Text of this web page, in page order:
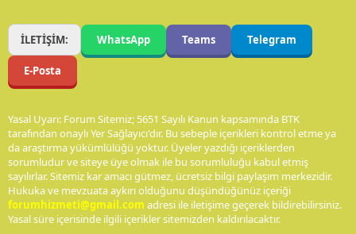
İLETİŞİM: WhatsApp Teams Telegram
E-Posta
Yasal Uyarı: Forum Sitemiz; 5651 Sayılı Kanun kapsamında BTK
tarafından onaylı Yer Sağlayıcı'dır. Bu sebeple içerikleri kontrol etme ya
da araştırma yükümlülüğü yoktur. Üyeler yazdığı içeriklerden
sorumludur ve siteye üye olmak ile bu sorumluluğu kabul etmiş
sayılırlar. Sitemiz kar amacı gütmez, ücretsiz bilgi paylaşım merkezidir.
Hukuka ve mevzuata aykırı olduğunu düşündüğünüz içeriği
forumhizmeti@gmail.com adresi ile iletişime geçerek bildirebilirsiniz.
Yasal süre içerisinde ilgili içerikler sitemizden kaldırılacaktır.